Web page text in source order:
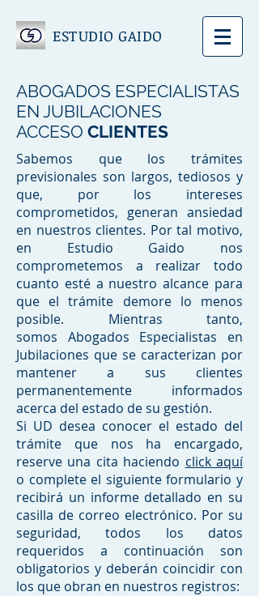
ESTUDIO GAIDO
ABOGADOS ESPECIALISTAS
EN JUBILACIONES
ACCESO CLIENTES
Sabemos que los trámites
previsionales son largos, tediosos y
que, por los intereses
comprometidos, generan ansiedad
en nuestros clientes. Por tal motivo,
en Estudio Gaido nos
comprometemos a realizar todo
cuanto esté a nuestro alcance para
que el trámite demore lo menos
posible. Mientras tanto,
somos Abogados Especialistas en
Jubilaciones que se caracterizan por
mantener a sus clientes
permanentemente informados
acerca del estado de su gestión.
Si UD desea conocer el estado del
trámite que nos ha encargado,
reserve una cita haciendo click aquí
o complete el siguiente formulario y
recibirá un informe detallado en su
casilla de correo electrónico. Por su
seguridad, todos los datos
requeridos a continuación son
obligatorios y deberán coincidir con
los que obran en nuestros registros: